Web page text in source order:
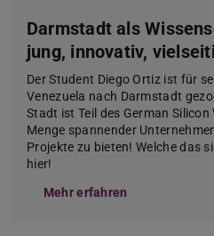
Darmstadt als
jung, innovativ,
Der Student Diego Ortiz ist für
Venezuela nach Darmstadt
Stadt ist Teil des German
Menge spannender
Projekte zu bieten! Welche das
hier!
Mehr erfahren